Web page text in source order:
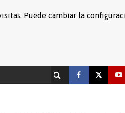
Puede cambiar la